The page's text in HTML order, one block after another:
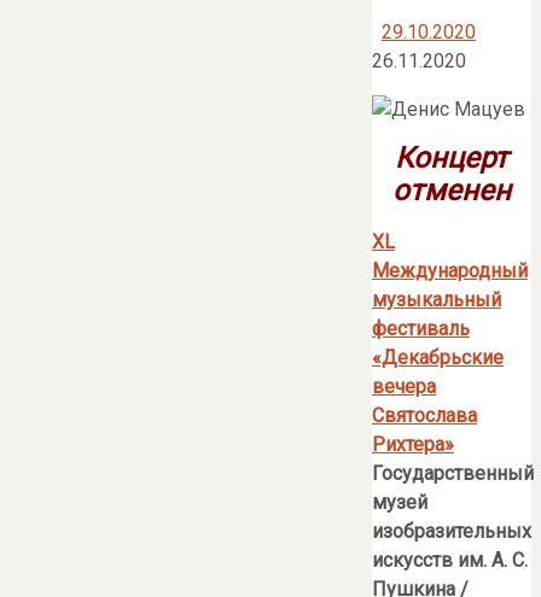
29.10.2020
26.11.2020
Концерт
отменен
XL
Международный
музыкальный
фестиваль
«Декабрьские
вечера
Святослава
Рихтера»
Государственный
музей
изобразительных
искусств им. А. С.
Пушкина /